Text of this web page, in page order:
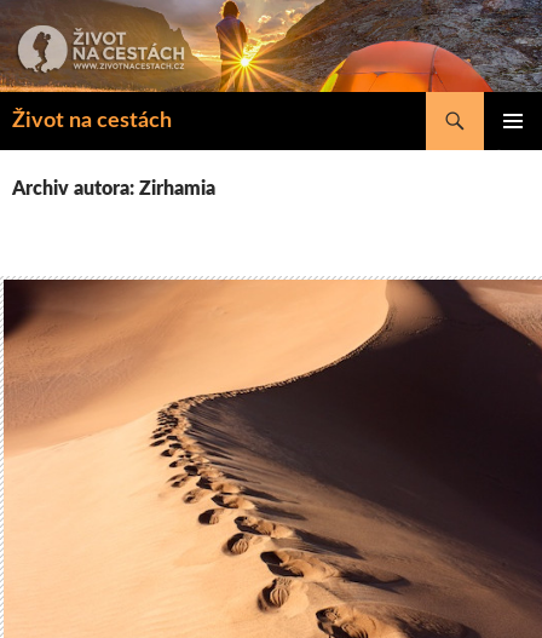
k
obsahu
Život na cestách
Hledat
Archiv autora: Zirhamia